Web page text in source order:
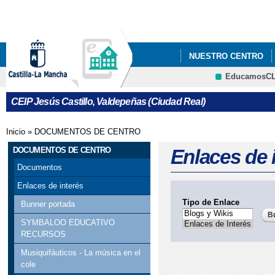
NUESTRO CENTRO
PROYECTO
CONVOCATORIA
ELECCIONES A
LOS RETOS DE
CEIP Jesús Castillo, Valdepeñas (Ciudad Real)
Se encuentra usted aquí
Inicio » DOCUMENTOS DE CENTRO
DOCUMENTOS DE CENTRO
Documentos
Enlaces de interés
Bunner portada
SYMBALOO EDUCATIVO
RECURSOS
Musiquifáuticos - La música en el
cole
Enlaces de
Tipo de Enlace